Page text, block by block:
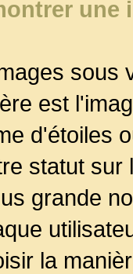
une
sous
est
d'étoiles
statut
grande
la